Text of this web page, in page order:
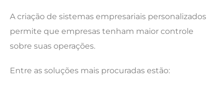
A criação de sistemas empresariais personalizados
permite que empresas tenham maior controle
sobre suas operações.
Entre as soluções mais procuradas estão: